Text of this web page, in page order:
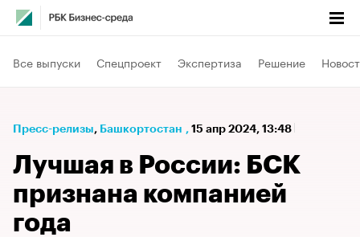
Все выпуски Спецпроект Экспертиза Решение
Пресс-релизы⁠, Башкортостан , 15 апр 2024, 13:48
Лучшая в России: БСК
признана компанией
года